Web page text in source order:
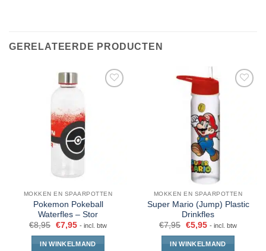
GERELATEERDE PRODUCTEN
MOKKEN EN SPAARPOTTEN
Pokemon Pokeball
Waterfles – Stor
€8,95 €7,95 - incl. btw
IN WINKELMAND
MOKKEN EN SPAARPOTTEN
Super Mario (Jump) Plastic
Drinkfles
€7,95 €5,95 - incl. btw
IN WINKELMAND